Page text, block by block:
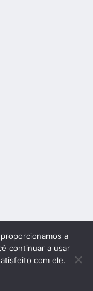
Brasileira de
24
a
continuar a usar
com ele.